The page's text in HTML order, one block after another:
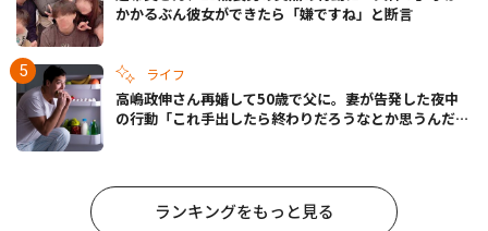
かかるぶん彼女ができたら「嫌ですね」と断言
ライフ
高嶋政伸さん再婚して50歳で父に。妻が告発した夜中
の行動「これ手出したら終わりだろうなとか思うんだけ
ランキングをもっと見る